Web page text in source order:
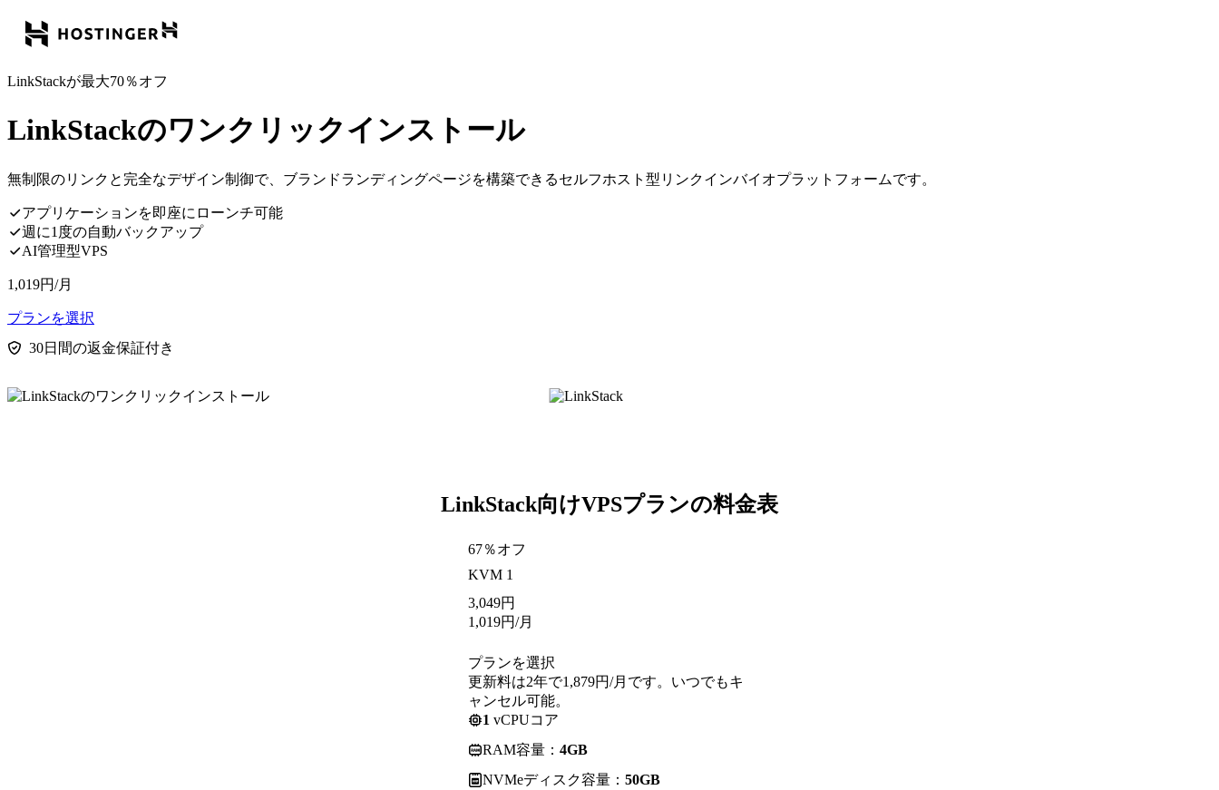
LinkStackが最大70％オフ
LinkStackのワンクリックインストール
無制限のリンクと完全なデザイン制御で、ブランドランディングページを構築できるセルフホスト型リンクインバイオプラットフォームです。
アプリケーションを即座にローンチ可能
週に1度の自動バックアップ
AI管理型VPS
1,019円/月
プランを選択
30日間の返金保証付き
LinkStack向けVPSプランの料金表
67％オフ
KVM 1
3,049円
1,019円/月
プランを選択
更新料は2年で1,879円/月です。いつでもキ
ャンセル可能。
1 vCPUコア
RAM容量： 4GB
NVMeディスク容量： 50GB